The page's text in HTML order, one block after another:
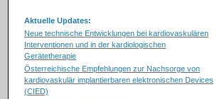
Aktuelle Updates:
Neue technische Entwicklungen bei kardiovaskulären
Interventionen und in der kardiologischen
Gerätetherapie
Österreichische Empfehlungen zur Nachsorge von
kardiovaskulär implantierbaren elektronischen Devices
(CIED)